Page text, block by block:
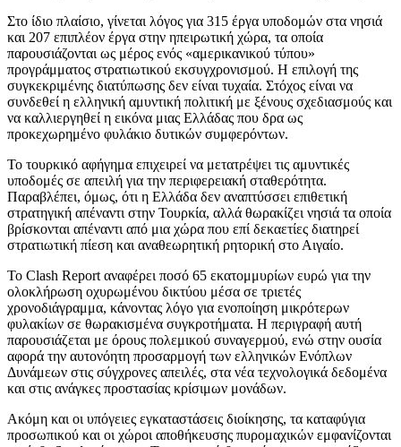
Στο ίδιο πλαίσιο, γίνεται λόγος για 315 έργα υποδομών στα νησιά
και 207 επιπλέον έργα στην ηπειρωτική χώρα, τα οποία
παρουσιάζονται ως μέρος ενός «αμερικανικού τύπου»
προγράμματος στρατιωτικού εκσυγχρονισμού. Η επιλογή της
συγκεκριμένης διατύπωσης δεν είναι τυχαία. Στόχος είναι να
συνδεθεί η ελληνική αμυντική πολιτική με ξένους σχεδιασμούς και
να καλλιεργηθεί η εικόνα μιας Ελλάδας που δρα ως
προκεχωρημένο φυλάκιο δυτικών συμφερόντων.
Το τουρκικό αφήγημα επιχειρεί να μετατρέψει τις αμυντικές
υποδομές σε απειλή για την περιφερειακή σταθερότητα.
Παραβλέπει, όμως, ότι η Ελλάδα δεν αναπτύσσει επιθετική
στρατηγική απέναντι στην Τουρκία, αλλά θωρακίζει νησιά τα οποία
βρίσκονται απέναντι από μια χώρα που επί δεκαετίες διατηρεί
στρατιωτική πίεση και αναθεωρητική ρητορική στο Αιγαίο.
Το Clash Report αναφέρει ποσό 65 εκατομμυρίων ευρώ για την
ολοκλήρωση οχυρωμένου δικτύου μέσα σε τριετές
χρονοδιάγραμμα, κάνοντας λόγο για ενοποίηση μικρότερων
φυλακίων σε θωρακισμένα συγκροτήματα. Η περιγραφή αυτή
παρουσιάζεται με όρους πολεμικού συναγερμού, ενώ στην ουσία
αφορά την αυτονόητη προσαρμογή των ελληνικών Ενόπλων
Δυνάμεων στις σύγχρονες απειλές, στα νέα τεχνολογικά δεδομένα
και στις ανάγκες προστασίας κρίσιμων μονάδων.
Ακόμη και οι υπόγειες εγκαταστάσεις διοίκησης, τα καταφύγια
προσωπικού και οι χώροι αποθήκευσης πυρομαχικών εμφανίζονται